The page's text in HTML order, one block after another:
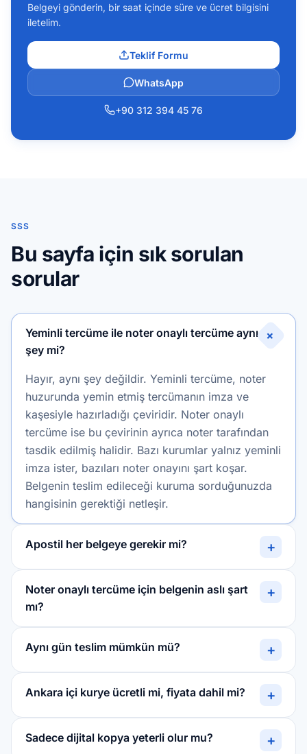
Belgeyi gönderin, bir saat içinde süre ve ücret bilgisini
iletelim.
Teklif Formu
WhatsApp
+90 312 394 45 76
SSS
Bu sayfa için sık sorulan
sorular
Yeminli tercüme ile noter onaylı tercüme aynı
şey mi?
+
Hayır, aynı şey değildir. Yeminli tercüme, noter
huzurunda yemin etmiş tercümanın imza ve
kaşesiyle hazırladığı çeviridir. Noter onaylı
tercüme ise bu çevirinin ayrıca noter tarafından
tasdik edilmiş halidir. Bazı kurumlar yalnız yeminli
imza ister, bazıları noter onayını şart koşar.
Belgenin teslim edileceği kuruma sorduğunuzda
hangisinin gerektiği netleşir.
Apostil her belgeye gerekir mi? +
Noter onaylı tercüme için belgenin aslı şart
mı?
+
Aynı gün teslim mümkün mü? +
Ankara içi kurye ücretli mi, fiyata dahil mi? +
Sadece dijital kopya yeterli olur mu? +